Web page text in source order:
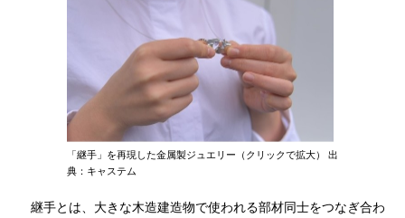
「継手」を再現した金属製ジュエリー（クリックで拡大） 出
典：キャステム
継手とは、大きな木造建造物で使われる部材同士をつなぎ合わ